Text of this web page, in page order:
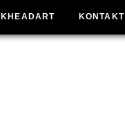
KONTAKT